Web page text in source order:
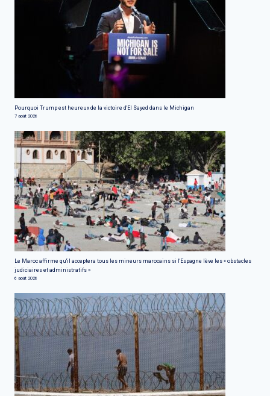
Pourquoi Trump est heureux de la victoire d'El Sayed dans le Michigan
7 août 2026
Le Maroc affirme qu'il acceptera tous les mineurs marocains si l'Espagne lève les « obstacles
judiciaires et administratifs »
6 août 2026